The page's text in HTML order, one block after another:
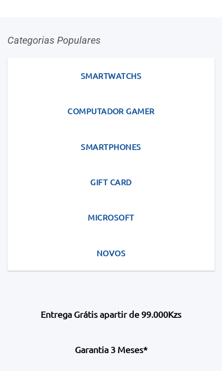
Categorias Populares
SMARTWATCHS
COMPUTADOR GAMER
SMARTPHONES
GIFT CARD
MICROSOFT
NOVOS
Entrega Grátis apartir de 99.000Kzs
Garantia 3 Meses*